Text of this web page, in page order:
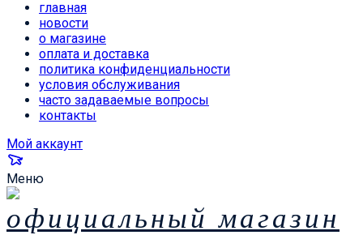
главная
новости
о магазине
оплата и доставка
политика конфиденциальности
условия обслуживания
часто задаваемые вопросы
контакты
Мой аккаунт
Меню
официальный магазин